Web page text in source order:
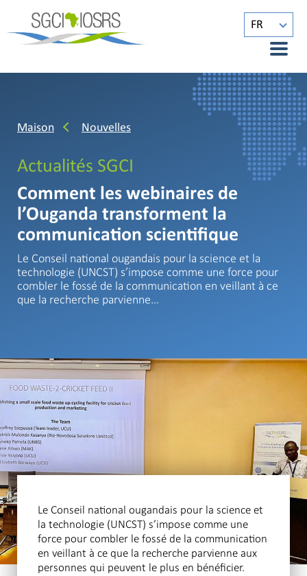
FR
Maison Nouvelles
Actualités SGCI
Comment les webinaires de
l’Ouganda transforment la
communication scientifique
Le Conseil national ougandais pour la science et la
technologie (UNCST) s’impose comme une force pour
combler le fossé de la communication en veillant à ce
que la recherche parvienne…
Le Conseil national ougandais pour la science et
la technologie (UNCST) s’impose comme une
force pour combler le fossé de la communication
en veillant à ce que la recherche parvienne aux
personnes qui peuvent le plus en bénéficier.